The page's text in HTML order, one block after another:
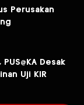
Perusakan
Desak
Uji KIR